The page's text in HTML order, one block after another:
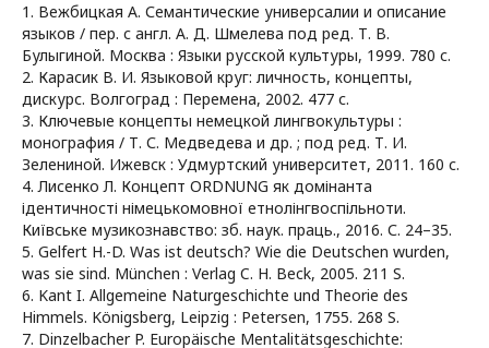
1. Вежбицкая А. Семантические универсалии и описание
языков / пер. с англ. А. Д. Шмелева под ред. Т. В.
Булыгиной. Москва : Языки русской культуры, 1999. 780 с.
2. Карасик В. И. Языковой круг: личность, концепты,
дискурс. Волгоград : Перемена, 2002. 477 с.
3. Ключевые концепты немецкой лингвокультуры :
монография / Т. С. Медведева и др. ; под ред. Т. И.
Зелениной. Ижевск : Удмуртский университет, 2011. 160 с.
4. Лисенко Л. Концепт ORDNUNG як домінанта
ідентичності німецькомовної етнолінгвоспільноти.
Київське музикознавство: зб. наук. праць., 2016. С. 24–35.
5. Gelfert H.-D. Was ist deutsch? Wie die Deutschen wurden,
was sie sind. München : Verlag C. H. Beck, 2005. 211 S.
6. Kant I. Allgemeine Naturgeschichte und Theorie des
Himmels. Königsberg, Leipzig : Petersen, 1755. 268 S.
7. Dinzelbacher P. Europäische Mentalitätsgeschichte: